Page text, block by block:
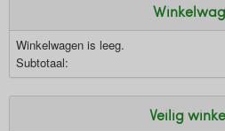
Winkelwagen is leeg.
Subtotaal:
Veilig